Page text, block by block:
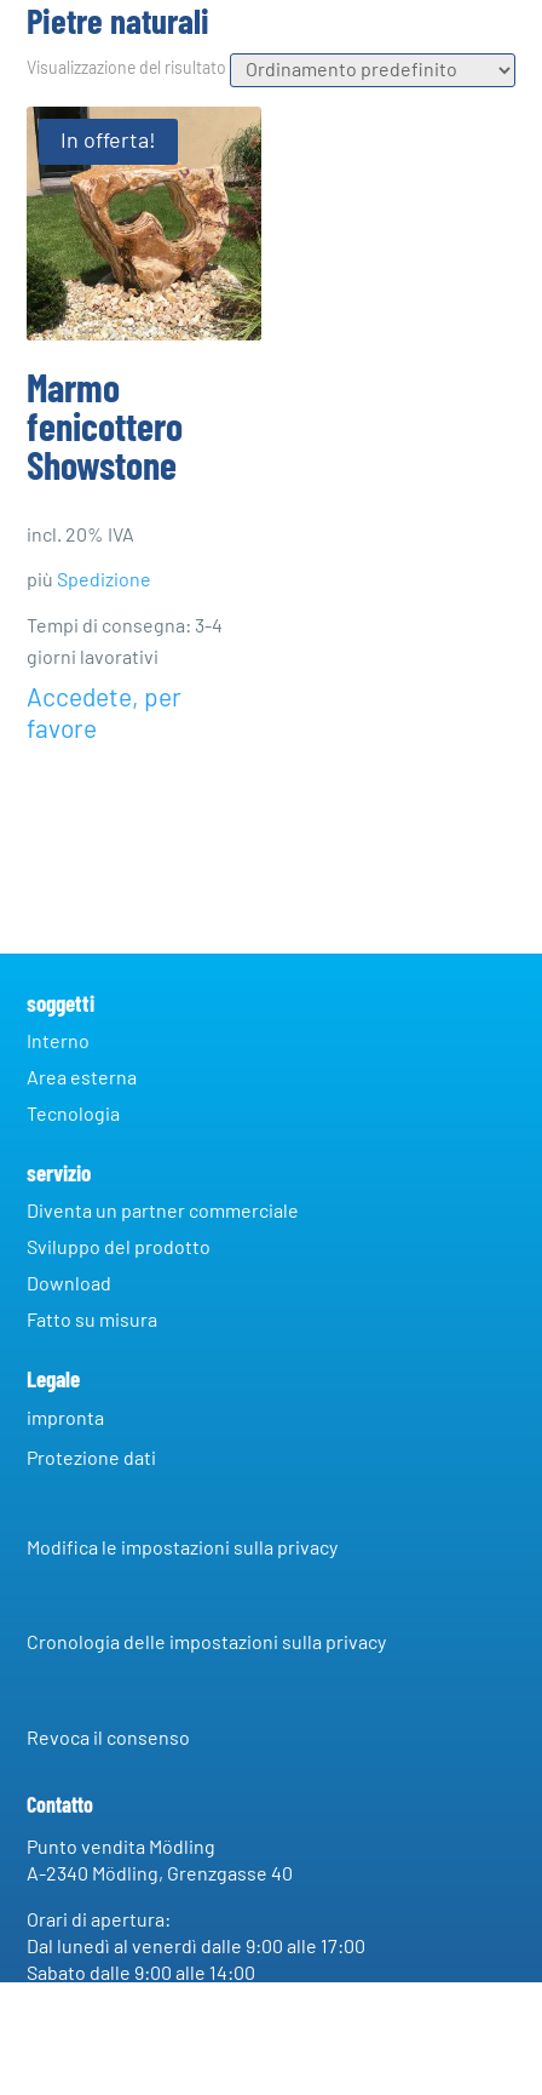
Pietre naturali
Visualizzazione del risultato
In offerta!
Marmo
fenicottero
Showstone
incl. 20% IVA
più Spedizione
Tempi di consegna: 3-4
giorni lavorativi
Accedete, per
favore
soggetti
Interno
Area esterna
Tecnologia
servizio
Diventa un partner commerciale
Sviluppo del prodotto
Download
Fatto su misura
Legale
impronta
Protezione dati
Modifica le impostazioni sulla privacy
Cronologia delle impostazioni sulla privacy
Revoca il consenso
Contatto
Punto vendita Mödling
A-2340 Mödling, Grenzgasse 40
Orari di apertura:
Dal lunedì al venerdì dalle 9:00 alle 17:00
Sabato dalle 9:00 alle 14:00